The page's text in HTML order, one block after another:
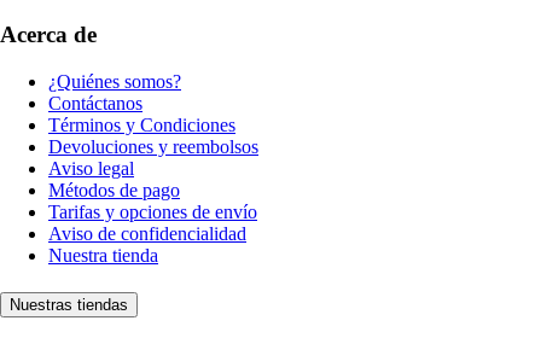
Acerca de
¿Quiénes somos?
Contáctanos
Términos y Condiciones
Devoluciones y reembolsos
Aviso legal
Métodos de pago
Tarifas y opciones de envío
Aviso de confidencialidad
Nuestra tienda
Nuestras tiendas